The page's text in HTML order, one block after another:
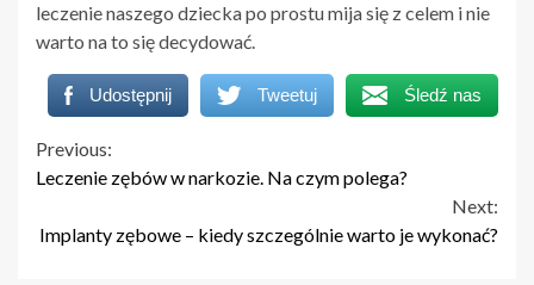
leczenie naszego dziecka po prostu mija się z celem i nie
warto na to się decydować.
Udostępnij Tweetuj Śledź nas
Continue
Previous:
Leczenie zębów w narkozie. Na czym polega?
Next:
Implanty zębowe – kiedy szczególnie warto je wykonać?